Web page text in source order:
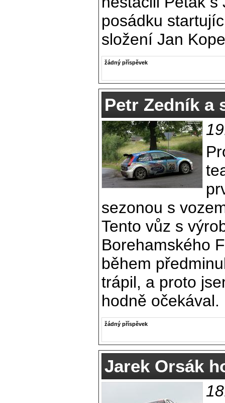
posádku
složení Jan
žádný příspěvek
Petr Zedník a
sezonou s
Tento vůz s
Borehamského
během
trápil, a proto
hodně očekával.
žádný příspěvek
Jarek Orsák